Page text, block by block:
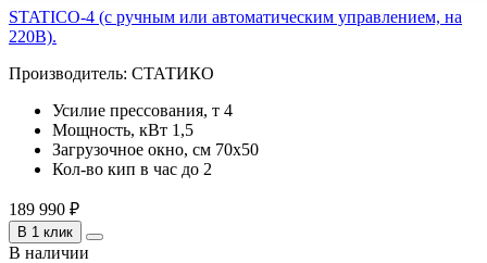
STATICO-4 (с ручным или автоматическим управлением, на
220В).
Производитель: СТАТИКО
Усилие прессования, т 4
Мощность, кВт 1,5
Загрузочное окно, см 70x50
Кол-во кип в час до 2
189 990 ₽
В 1 клик
В наличии